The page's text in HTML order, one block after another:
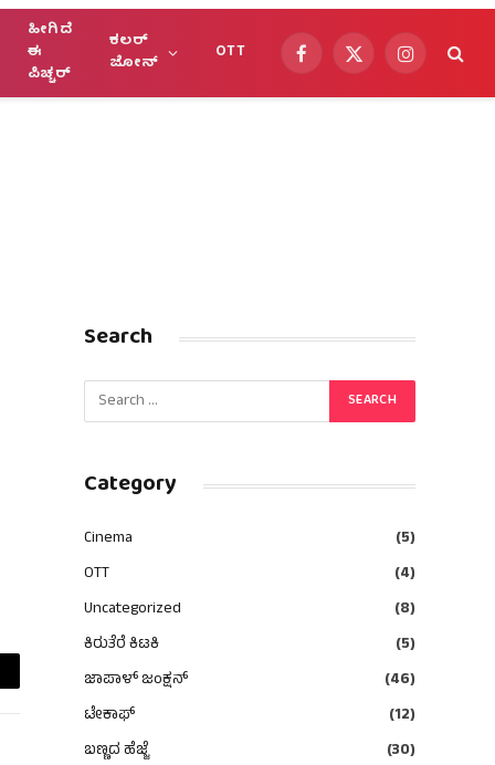
ಹೀಗಿದೆ
ಈ
ಪಿಚ್ಚರ್
ಕಲರ್
ಜೋನ್
OTT Facebook
X
Instagram
Search
Category
Cinema
(5)
OTT
(4)
Uncategorized
(8)
ಕಿರುತೆರೆ ಕಿಟಕಿ
(5)
ಜಾಪಾಳ್ ಜಂಕ್ಷನ್
(46)
ಟೇಕಾಫ್
(12)
ಬಣ್ಣದ ಹೆಜ್ಜೆ
(30)